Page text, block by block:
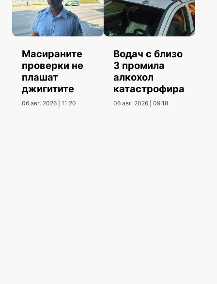
Масираните
проверки не
плашат
джигитите
06 авг. 2026 | 11:20
Водач с близо
3 промила
алкохол
катастрофира
06 авг. 2026 | 09:18